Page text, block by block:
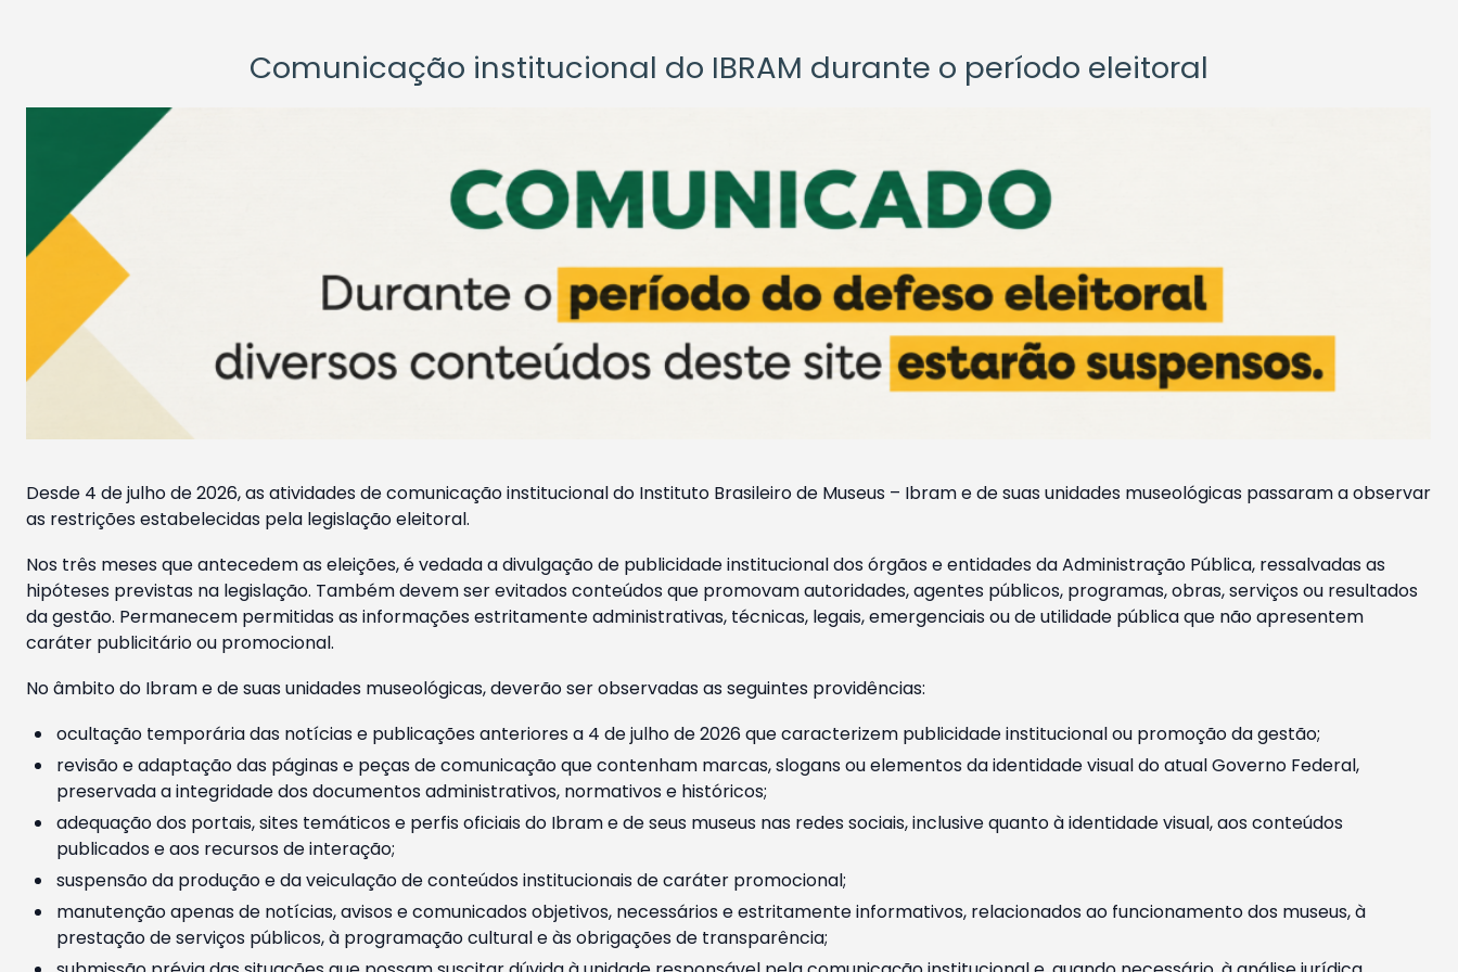
Comunicação institucional do IBRAM durante o período eleitoral
Desde 4 de julho de 2026, as atividades de comunicação institucional do Instituto Brasileiro de Museus – Ibram e de suas unidades museológicas passaram a observar
as restrições estabelecidas pela legislação eleitoral.
Nos três meses que antecedem as eleições, é vedada a divulgação de publicidade institucional dos órgãos e entidades da Administração Pública, ressalvadas as
hipóteses previstas na legislação. Também devem ser evitados conteúdos que promovam autoridades, agentes públicos, programas, obras, serviços ou resultados
da gestão. Permanecem permitidas as informações estritamente administrativas, técnicas, legais, emergenciais ou de utilidade pública que não apresentem
caráter publicitário ou promocional.
No âmbito do Ibram e de suas unidades museológicas, deverão ser observadas as seguintes providências:
ocultação temporária das notícias e publicações anteriores a 4 de julho de 2026 que caracterizem publicidade institucional ou promoção da gestão;
revisão e adaptação das páginas e peças de comunicação que contenham marcas, slogans ou elementos da identidade visual do atual Governo Federal,
preservada a integridade dos documentos administrativos, normativos e históricos;
adequação dos portais, sites temáticos e perfis oficiais do Ibram e de seus museus nas redes sociais, inclusive quanto à identidade visual, aos conteúdos
publicados e aos recursos de interação;
suspensão da produção e da veiculação de conteúdos institucionais de caráter promocional;
manutenção apenas de notícias, avisos e comunicados objetivos, necessários e estritamente informativos, relacionados ao funcionamento dos museus, à
prestação de serviços públicos, à programação cultural e às obrigações de transparência;